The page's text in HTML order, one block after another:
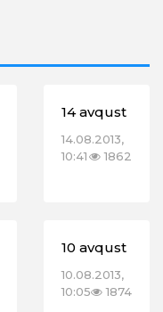
14 avqust
14.08.2013,
10:41
1862
10 avqust
10.08.2013,
10:05
1874